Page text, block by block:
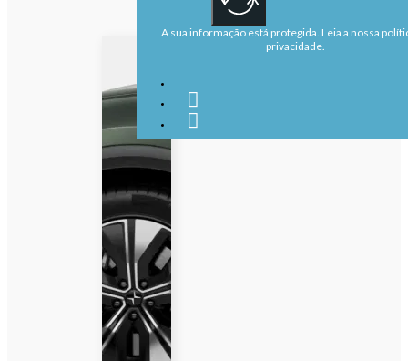
A sua informação está protegida. Leia a nossa
privacidade.